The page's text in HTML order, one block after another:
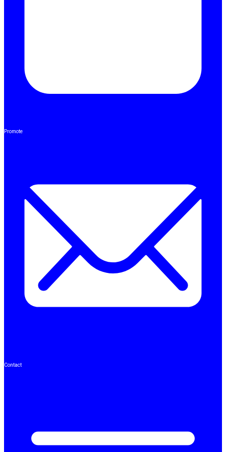
Promote
Contact